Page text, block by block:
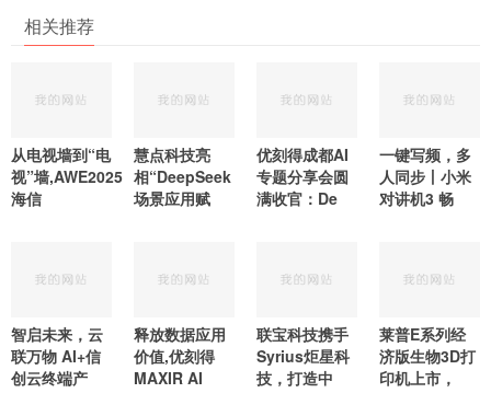
相关推荐
从电视墙到“电
视”墙,AWE2025
海信
慧点科技亮
相“DeepSeek
场景应用赋
优刻得成都AI
专题分享会圆
满收官：De
一键写频，多
人同步丨小米
对讲机3 畅
智启未来，云
联万物 AI+信
创云终端产
释放数据应用
价值,优刻得
MAXIR AI
联宝科技携手
Syrius炬星科
技，打造中
莱普E系列经
济版生物3D打
印机上市，